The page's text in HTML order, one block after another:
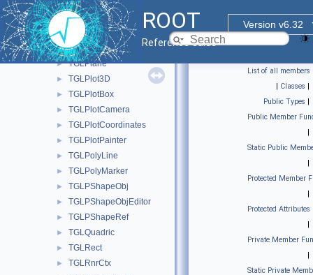
ROOT
Version v6.32
Reference Guide
► TGLParametricEquationGL
► TGLParametricPlot
► TGLPerspectiveCamera
► TGLPhysicalShape
► TGLPlane
► TGLPlot3D
► TGLPlotBox
► TGLPlotCamera
► TGLPlotCoordinates
► TGLPlotPainter
► TGLPolyLine
► TGLPolyMarker
► TGLPShapeObj
► TGLPShapeObjEditor
► TGLPShapeRef
► TGLQuadric
► TGLRect
► TGLRnrCtx
List of all members
| Classes |
Public Types |
Public Member
|
Static Public
|
Protected Member
|
Protected Attributes
|
Private Member
|
Static Private